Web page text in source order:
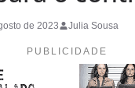
de 2023 Julia Sousa
PUBLICIDADE